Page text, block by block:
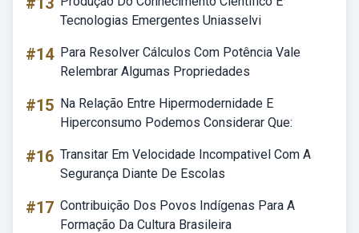
Tecnologias Emergentes Uniasselvi
#14 Para Resolver Cálculos Com Potência Vale
Relembrar Algumas Propriedades
#15 Na Relação Entre Hipermodernidade E
Hiperconsumo Podemos Considerar Que:
#16 Transitar Em Velocidade Incompativel Com A
Segurança Diante De Escolas
#17 Contribuição Dos Povos Indígenas Para A
Formação Da Cultura Brasileira